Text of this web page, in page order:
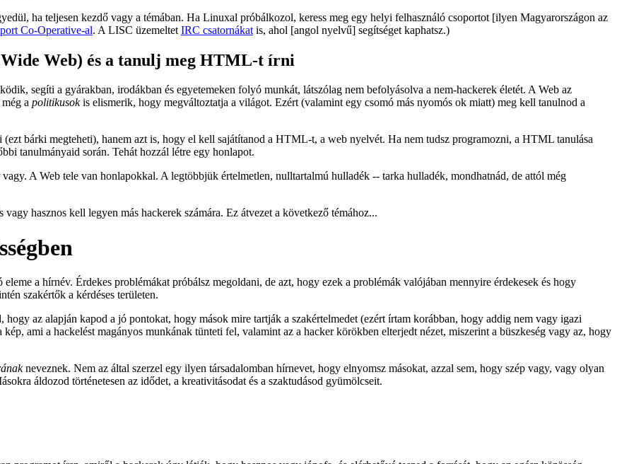
ha teljesen kezdő vagy a témában. Ha Linuxal próbálkozol, keress meg egy helyi felhasználó csoportot [ilyen Magyarországon az
Co-Operative-al. A LISC üzemeltet IRC csatornákat is, ahol [angol nyelvű] segítséget kaphatsz.)
Web) és a tanulj meg HTML-t írni
segíti a gyárakban, irodákban és egyetemeken folyó munkát, látszólag nem befolyásolva a nem-hackerek életét. A Web az
a politikusokis elismerik, hogy megváltoztatja a világot. Ezért (valamint egy csomó más nyomós ok miatt) meg kell tanulnod a
bárki megteheti), hanem azt is, hogy el kell sajátítanod a HTML-t, a web nyelvét. Ha nem tudsz programozni, a HTML tanulása
tanulmányaid során. Tehát hozzál létre egy honlapot.
A Web tele van honlapokkal. A legtöbbjük értelmetlen, nulltartalmú hulladék -- tarka hulladék, mondhatnád, de attól még
vagy hasznos kell legyen más hackerek számára. Ez átvezet a következő témához...
a hírnév. Érdekes problémákat próbálsz megoldani, de azt, hogy ezek a problémák valójában mennyire érdekesek és hogy
szakértők a kérdéses területen.
az alapján kapod a jó pontokat, hogy mások mire tartják a szakértelmedet (ezért írtam korábban, hogy addig nem vagy igazi
ami a hackelést magányos munkának tünteti fel, valamint az a hacker körökben elterjedt nézet, miszerint a büszkeség vagy az, hogy
neveznek. Nem az által szerzel egy ilyen társadalomban hírnevet, hogy elnyomsz másokat, azzal sem, hogy szép vagy, vagy olyan
áldozod történetesen az idődet, a kreativitásodat és a szaktudásod gyümölcseit.